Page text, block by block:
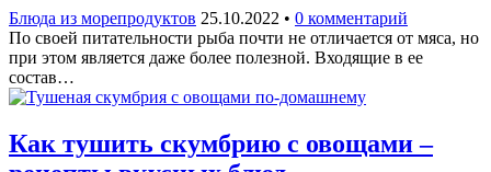
Блюда из морепродуктов 25.10.2022 • 0 комментарий
По своей питательности рыба почти не отличается от мяса, но
при этом является даже более полезной. Входящие в ее
состав…
Как тушить скумбрию с овощами –